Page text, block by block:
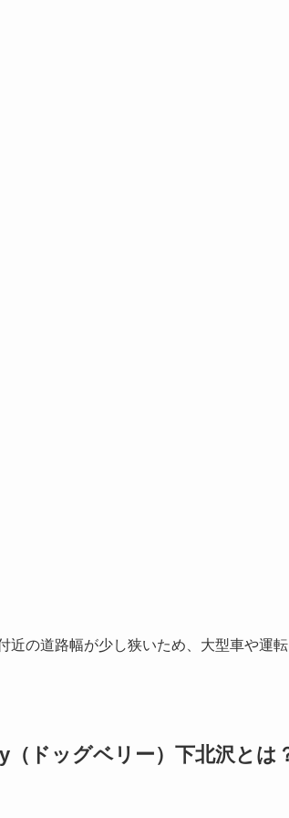
近の道路幅が少し狭いため、大型車や運
ドッグベリー）下北沢とは